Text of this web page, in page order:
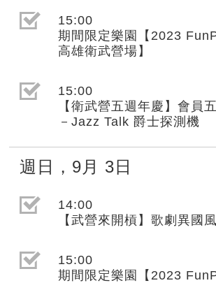
選取節目(未勾選)
15:00
期間限定樂園【2023
高雄衛武營場】
選取節目(未勾選)
15:00
【衛武營五週年慶】會員
－Jazz Talk 爵士探測機
週日 ， 9月 3日
選取節目(未勾選)
14:00
【武營來開槓】歌劇異國
選取節目(未勾選)
15:00
期間限定樂園【2023